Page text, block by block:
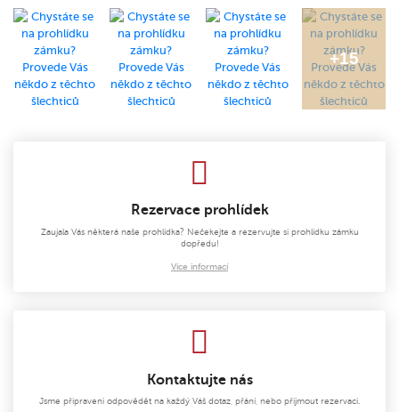
Rezervace prohlídek
Zaujala Vás některá naše prohlídka? Nečekejte a rezervujte si prohlídku zámku
dopředu!
Více informací
Kontaktujte nás
Jsme připraveni odpovědět na každý Váš dotaz, přání, nebo přijmout rezervaci.